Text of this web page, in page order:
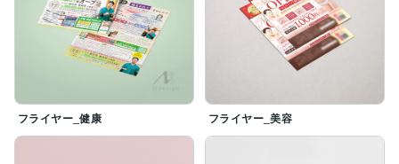
フライヤー_健康 フライヤー_美容